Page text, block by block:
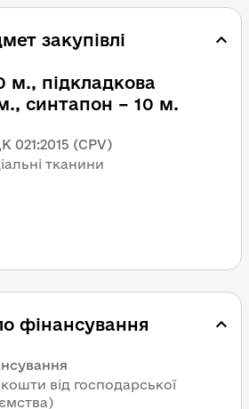
закупівлі
м., підкладкова
синтапон – 10 м.
021:2015 (CPV)
тканини
фінансування
від господарської